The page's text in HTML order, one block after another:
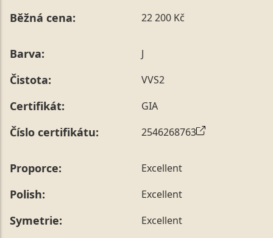
Běžná cena: 22 200 Kč
Barva: J
Čistota: VVS2
Certifikát: GIA
Číslo certifikátu: 2546268763
Proporce: Excellent
Polish: Excellent
Symetrie: Excellent